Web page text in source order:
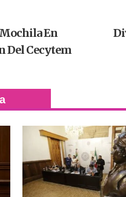
En
Del Cecytem